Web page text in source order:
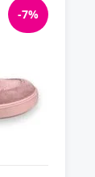
-7%